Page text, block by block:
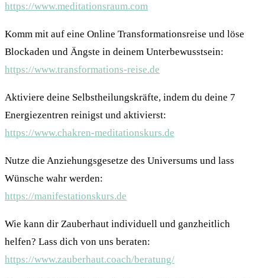
https://www.meditationsraum.com
Komm mit auf eine Online Transformationsreise und löse
Blockaden und Ängste in deinem Unterbewusstsein:
https://www.transformations-reise.de
Aktiviere deine Selbstheilungskräfte, indem du deine 7
Energiezentren reinigst und aktivierst:
https://www.chakren-meditationskurs.de
Nutze die Anziehungsgesetze des Universums und lass
Wünsche wahr werden:
https://manifestationskurs.de
Wie kann dir Zauberhaut individuell und ganzheitlich
helfen? Lass dich von uns beraten:
https://www.zauberhaut.coach/beratung/